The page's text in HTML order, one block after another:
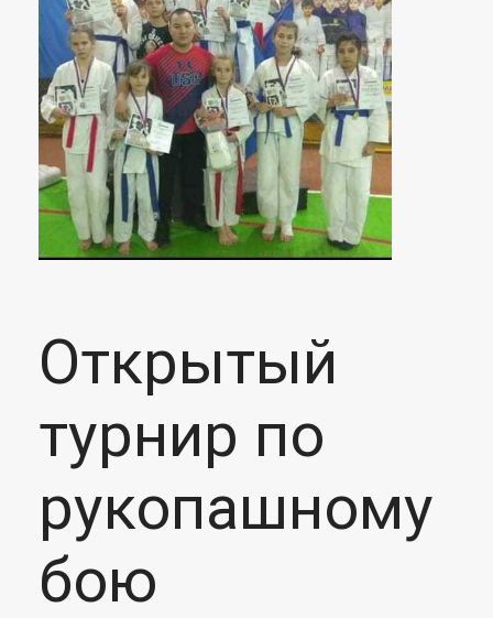
Открытый
турнир по
рукопашному
бою